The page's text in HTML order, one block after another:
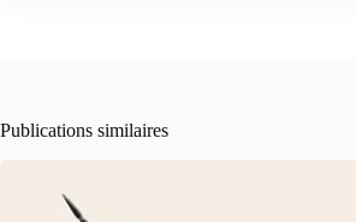
Publications similaires